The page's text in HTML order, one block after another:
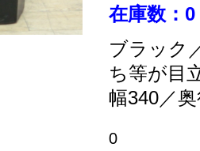
在庫数：0
ブラック
ち等が目
幅340／
0